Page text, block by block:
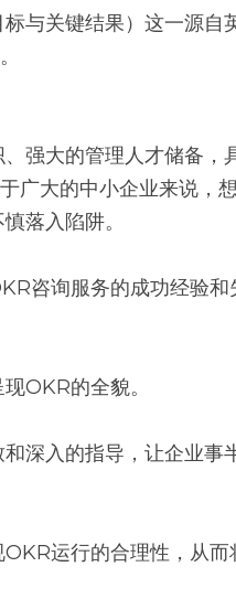
与关键结果）这一源自
强大的管理人才储备，
广大的中小企业来说，
落入陷阱。
咨询服务的成功经验
OKR的全貌。
深入的指导，让企业事
运行的合理性，从